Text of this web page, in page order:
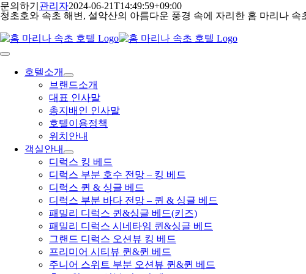
콘
텐
츠
로
건
청초호와 속초 해변, 설악산의 아름다운 풍경 속에 자리한 홈 마리나
Toggle
Navigation호텔소개
브랜드소개
대표 인사말
총지배인 인사말
호텔이용정책
위치안내
객실안내
디럭스 킹 베드
디럭스 부분 호수 전망 – 킹 베드
디럭스 퀸 & 싱글 베드
디럭스 부분 바다 전망 – 퀸 & 싱글 베드
패밀리 디럭스 퀸&싱글 베드(키즈)
패밀리 디럭스 시네타임 퀸&싱글 베드
그랜드 디럭스 오션뷰 킹 베드
프리미어 시티뷰 퀸&퀸 베드
주니어 스위트 부분 오션뷰 퀸&퀸 베드
문의하기 관리자2024-06-21T14:49:59+09:00